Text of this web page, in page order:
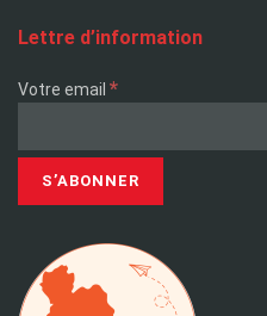
Lettre d’information
Votre email *